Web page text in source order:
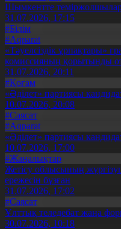
Шымкентте
31.07.2026, 17:15
#Білім
#Aqparat
«Тәуелсіздік ұрпақтары»
комиссияның қорытынды
31.07.2026, 20:11
#Қоғам
«Әділет» партиясы
10.07.2026, 20:08
#Саясат
#Aqparat
«Әділет» партиясы
10.07.2026, 17:00
#Жаңалықтар
Жетісу облысының
ережесін бұзған
31.07.2026, 17:02
#Саясат
Ұлттық теледебат жаңа
30.07.2026, 10:18